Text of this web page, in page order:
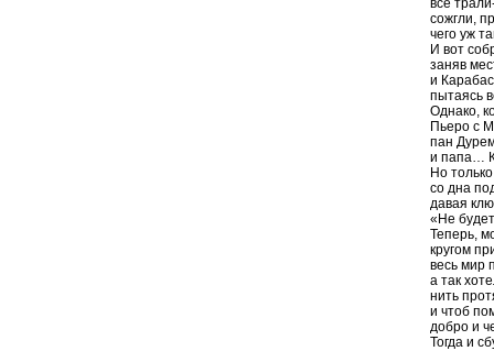
всё
сожгли,
чего уж
И вот
заняв
и
пытаясь
Однако,
Пьеро с
пан
и папа…
Но
со дна
давая
«Не
Теперь,
кругом
весь мир
а так
нить
и чтоб
добро и
Тогда и